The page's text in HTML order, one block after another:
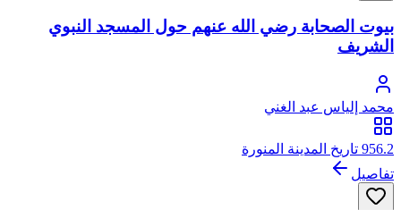
بيوت الصحابة رضي الله عنهم حول المسجد النبوي
الشريف
محمد إلياس عبد الغني
956.2 تاريخ المدينة المنورة
تفاصيل